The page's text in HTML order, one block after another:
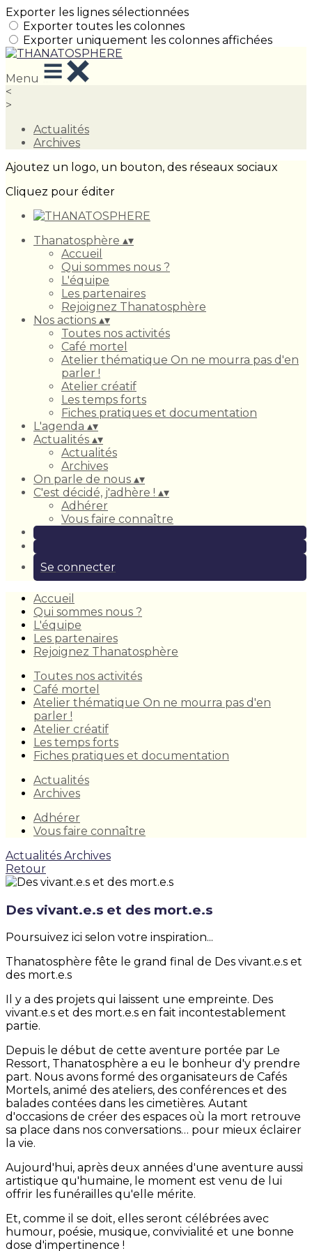
Exporter les lignes sélectionnées
Exporter toutes les colonnes
Exporter uniquement les colonnes affichées
Menu
<
>
Actualités
Archives
Ajoutez un logo, un bouton, des réseaux sociaux
Cliquez pour éditer
Thanatosphère ▴▾
Accueil
Qui sommes nous ?
L'équipe
Les partenaires
Rejoignez Thanatosphère
Nos actions ▴▾
Toutes nos activités
Café mortel
Atelier thématique On ne mourra pas d'en
parler !
Atelier créatif
Les temps forts
Fiches pratiques et documentation
L'agenda ▴▾
Actualités ▴▾
Actualités
Archives
On parle de nous ▴▾
C'est décidé, j'adhère ! ▴▾
Adhérer
Vous faire connaître
Se connecter
Accueil
Qui sommes nous ?
L'équipe
Les partenaires
Rejoignez Thanatosphère
Toutes nos activités
Café mortel
Atelier thématique On ne mourra pas d'en
parler !
Atelier créatif
Les temps forts
Fiches pratiques et documentation
Actualités
Archives
Adhérer
Vous faire connaître
Actualités Archives
Retour
Des vivant.e.s et des mort.e.s
Poursuivez ici selon votre inspiration...
Thanatosphère fête le grand final de Des vivant.e.s et
des mort.e.s
Il y a des projets qui laissent une empreinte. Des
vivant.e.s et des mort.e.s en fait incontestablement
partie.
Depuis le début de cette aventure portée par Le
Ressort, Thanatosphère a eu le bonheur d'y prendre
part. Nous avons formé des organisateurs de Cafés
Mortels, animé des ateliers, des conférences et des
balades contées dans les cimetières. Autant
d'occasions de créer des espaces où la mort retrouve
sa place dans nos conversations… pour mieux éclairer
la vie.
Aujourd'hui, après deux années d'une aventure aussi
artistique qu'humaine, le moment est venu de lui
offrir les funérailles qu'elle mérite.
Et, comme il se doit, elles seront célébrées avec
humour, poésie, musique, convivialité et une bonne
dose d'impertinence !